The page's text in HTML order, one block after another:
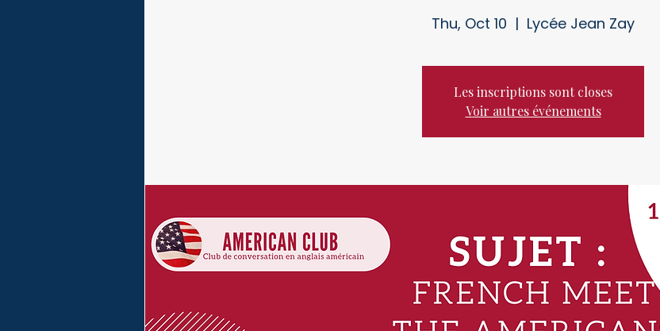
Thu, Oct 10
  |
Lycée Jean Zay
Les inscriptions sont closes
Voir autres événements